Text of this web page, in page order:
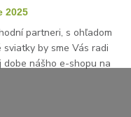
2025
partneri, s ohľadom
by sme Vás radi
nášho e-shopu na